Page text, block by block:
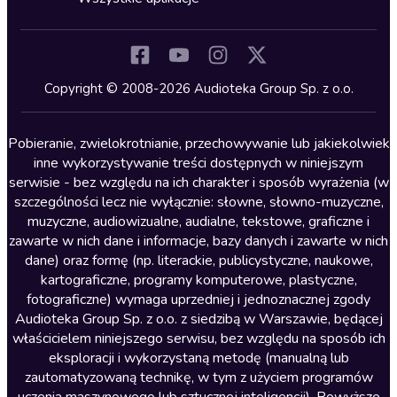
Kryminały
Lektury szkolne
Literatura anglojęzyczna
Literatura faktu
Literatura obyczajowa
Literatura piękna obca
Literatura piękna polska
Nagrania relaksacyjne
Nauka języków
Nauki humanistyczne
Podcasty i audycje
Copyright © 2008-2026 Audioteka Group Sp. z o.o.
Pobieranie, zwielokrotnianie, przechowywanie lub jakiekolwiek
inne wykorzystywanie treści dostępnych w niniejszym
serwisie - bez względu na ich charakter i sposób wyrażenia (w
szczególności lecz nie wyłącznie: słowne, słowno-muzyczne,
muzyczne, audiowizualne, audialne, tekstowe, graficzne i
zawarte w nich dane i informacje, bazy danych i zawarte w nich
dane) oraz formę (np. literackie, publicystyczne, naukowe,
kartograficzne, programy komputerowe, plastyczne,
fotograficzne) wymaga uprzedniej i jednoznacznej zgody
Audioteka Group Sp. z o.o. z siedzibą w Warszawie, będącej
właścicielem niniejszego serwisu, bez względu na sposób ich
eksploracji i wykorzystaną metodę (manualną lub
zautomatyzowaną technikę, w tym z użyciem programów